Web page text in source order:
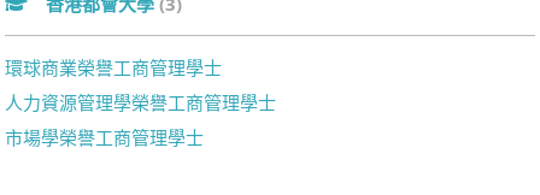
環球商業榮譽工商管理學士
人力資源管理學榮譽工商管理學士
市場學榮譽工商管理學士